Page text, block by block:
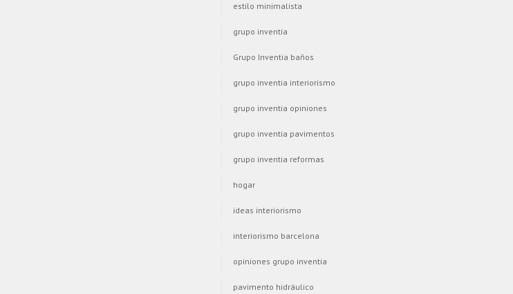
estilo minimalista
grupo inventia
Grupo Inventia baños
grupo inventia interiorismo
grupo inventia opiniones
grupo inventia pavimentos
grupo inventia reformas
hogar
ideas interiorismo
interiorismo barcelona
opiniones grupo inventia
pavimento hidráulico